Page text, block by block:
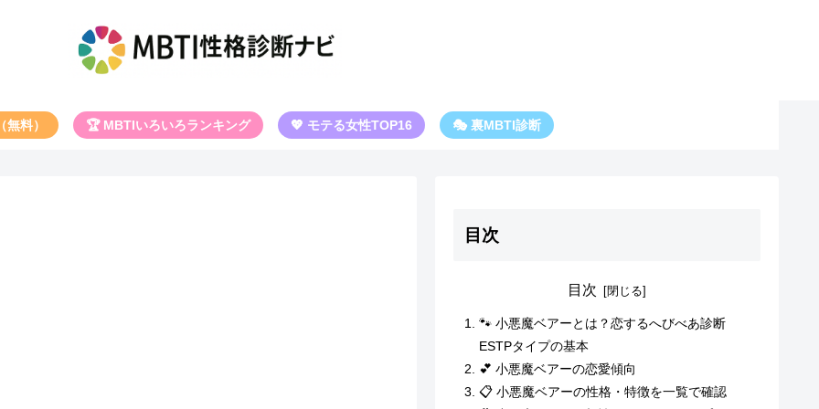
料） 🏆 MBTIいろいろランキング 💖 モテる女性TOP16 🎭 裏MBTI診断
目次
目次
🐾 小悪魔ベアーとは？恋するへびべあ診断
ESTPタイプの基本
💕 小悪魔ベアーの恋愛傾向
📋 小悪魔ベアーの性格・特徴を一覧で確認